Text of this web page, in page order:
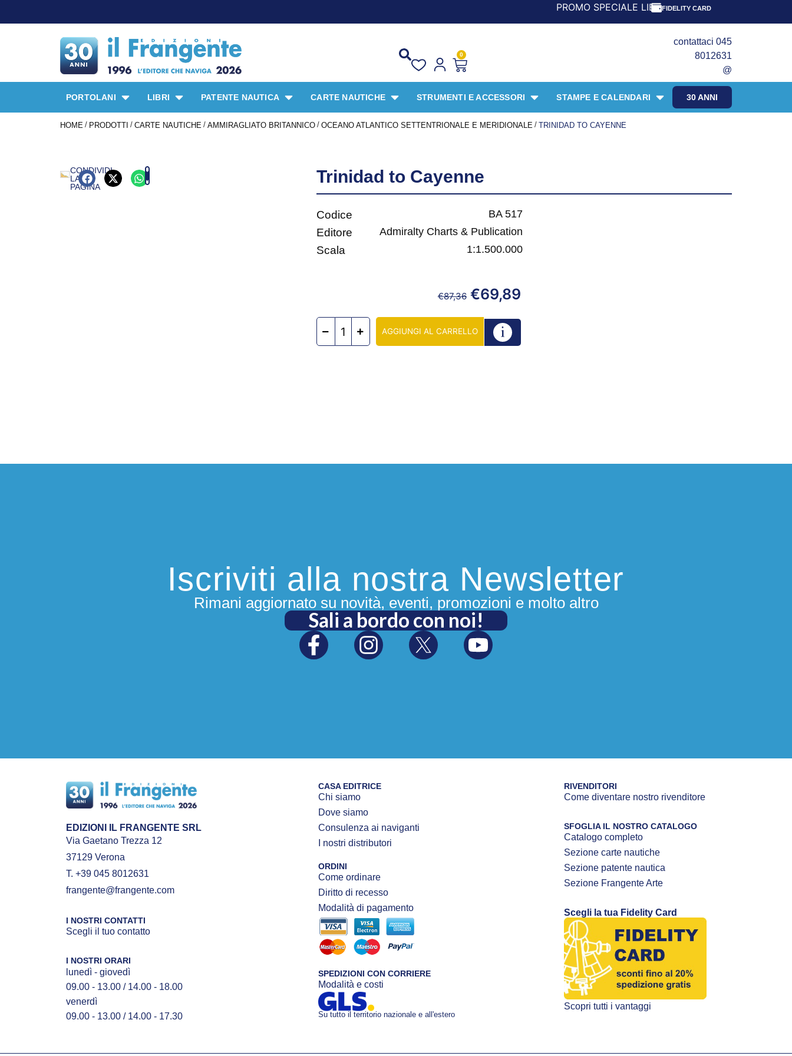
PROMO SPECIALE LIBRI PER I 30 ANNI DEL
FIDELITY CARD
0
contattaci 045
8012631
@
30 ANNI
PORTOLANI LIBRI PATENTE NAUTICA CARTE NAUTICHE STRUMENTI E ACCESSORI STAMPE E CALENDARI
HOME / PRODOTTI / CARTE NAUTICHE / AMMIRAGLIATO BRITANNICO / OCEANO ATLANTICO SETTENTRIONALE E MERIDIONALE / TRINIDAD TO CAYENNE
CONDIVIDI
LA
PAGINA
Trinidad to Cayenne
Codice BA 517
Editore Admiralty Charts & Publication
Scala 1:1.500.000
€87,36 €69,89
AGGIUNGI AL CARRELLO
Iscriviti alla nostra Newsletter
Rimani aggiornato su novità, eventi, promozioni e molto altro
Sali a bordo con noi!
EDIZIONI IL FRANGENTE SRL
Via Gaetano Trezza 12
37129 Verona
T. +39 045 8012631
frangente@frangente.com
I NOSTRI CONTATTI
Scegli il tuo contatto
I NOSTRI ORARI
lunedì - giovedì
09.00 - 13.00 / 14.00 - 18.00
venerdì
09.00 - 13.00 / 14.00 - 17.30
CASA EDITRICE
Chi siamo
Dove siamo
Consulenza ai naviganti
I nostri distributori
ORDINI
Come ordinare
Diritto di recesso
Modalità di pagamento
SPEDIZIONI CON CORRIERE
Modalità e costi
Su tutto il territorio nazionale e all'estero
RIVENDITORI
Come diventare nostro rivenditore
SFOGLIA IL NOSTRO CATALOGO
Catalogo completo
Sezione carte nautiche
Sezione patente nautica
Sezione Frangente Arte
Scegli la tua Fidelity Card
Scopri tutti i vantaggi